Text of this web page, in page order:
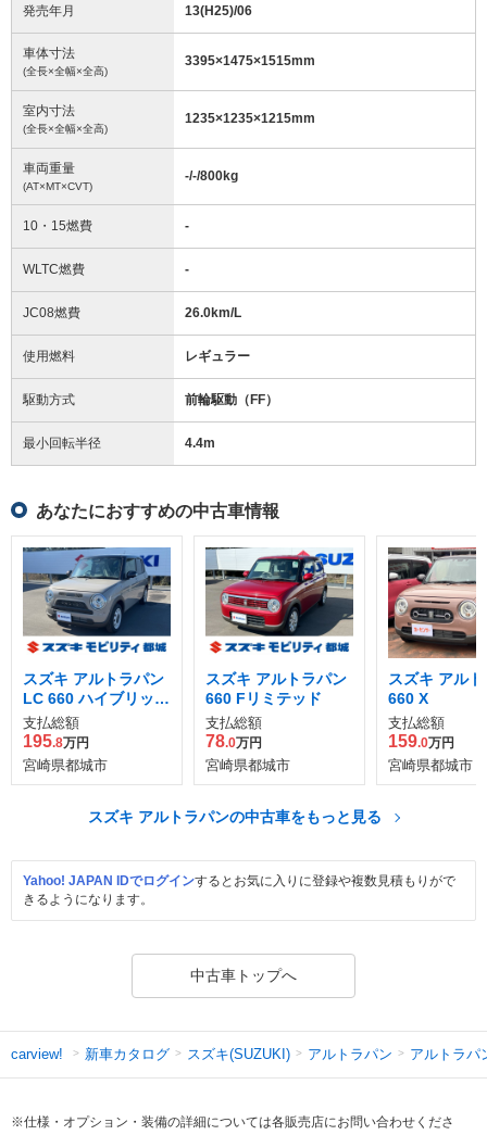
発売年月 13(H25)/06
車体寸法
(全長×全幅×全高)
3395×1475×1515mm
室内寸法
(全長×全幅×全高)
1235×1235×1215mm
車両重量
(AT×MT×CVT)
-/-/800kg
10・15燃費 -
WLTC燃費 -
JC08燃費 26.0km/L
使用燃料 レギュラー
駆動方式 前輪駆動（FF）
最小回転半径 4.4m
あなたにおすすめの中古車情報
スズキ アルトラパン
LC 660 ハイブリッド
X
支払総額
195.8万円
宮崎県都城市
スズキ アルトラパン
660 Fリミテッド
支払総額
78.0万円
宮崎県都城市
スズキ アル
660 X
支払総額
159.0万円
宮崎県都城市
スズキ アルトラパンの中古車をもっと見る
Yahoo! JAPAN IDでログインするとお気に入りに登録や複数見積もりがで
きるようになります。
中古車トップへ
carview! 新車カタログ スズキ(SUZUKI) アルトラパン アルトラパ
※仕様・オプション・装備の詳細については各販売店にお問い合わせくださ